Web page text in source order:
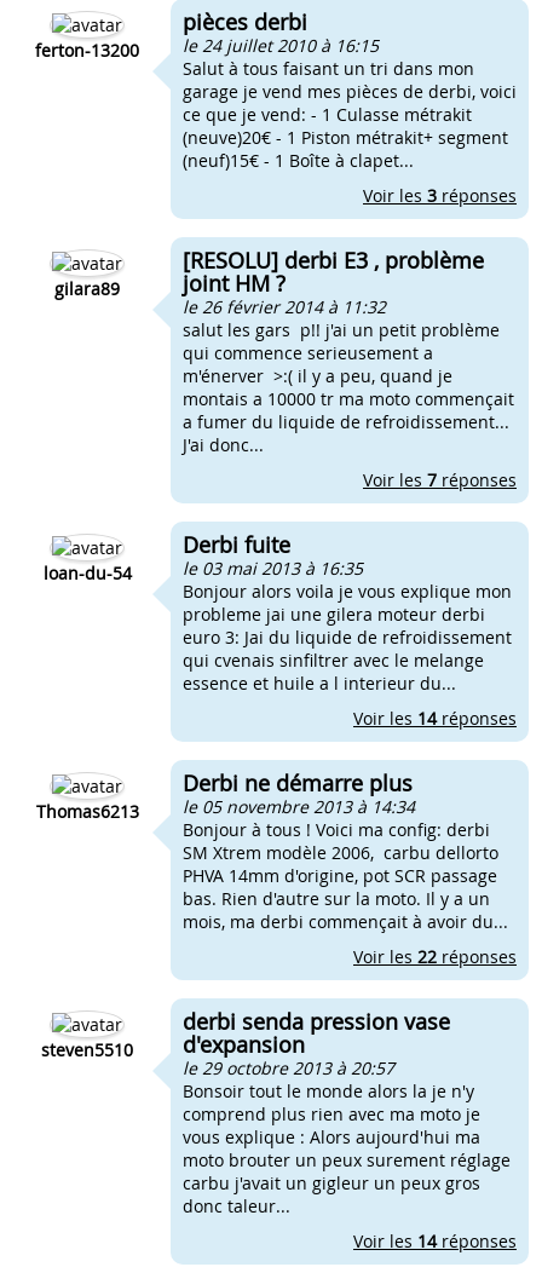
ferton-13200
pièces derbi
le 24 juillet 2010 à 16:15
Salut à tous faisant un tri dans mon
garage je vend mes pièces de derbi, voici
ce que je vend: - 1 Culasse métrakit
(neuve)20€ - 1 Piston métrakit+ segment
(neuf)15€ - 1 Boîte à clapet...
Voir les 3 réponses
gilara89
[RESOLU] derbi E3 , problème
joint HM ?
le 26 février 2014 à 11:32
salut les gars p!! j'ai un petit problème
qui commence serieusement a
m'énerver >:( il y a peu, quand je
montais a 10000 tr ma moto commençait
a fumer du liquide de refroidissement...
J'ai donc...
Voir les 7 réponses
loan-du-54
Derbi fuite
le 03 mai 2013 à 16:35
Bonjour alors voila je vous explique mon
probleme jai une gilera moteur derbi
euro 3: Jai du liquide de refroidissement
qui cvenais sinfiltrer avec le melange
essence et huile a l interieur du...
Voir les 14réponses
Thomas6213
Derbi ne démarre plus
le 05 novembre 2013 à 14:34
Bonjour à tous ! Voici ma config: derbi
SM Xtrem modèle 2006, carbu dellorto
PHVA 14mm d'origine, pot SCR passage
bas. Rien d'autre sur la moto. Il y a un
mois, ma derbi commençait à avoir du...
Voir les 22 réponses
steven5510
derbi senda pression vase
d'expansion
le 29 octobre 2013 à 20:57
Bonsoir tout le monde alors la je n'y
comprend plus rien avec ma moto je
vous explique : Alors aujourd'hui ma
moto brouter un peux surement réglage
carbu j'avait un gigleur un peux gros
donc taleur...
Voir les 14réponses